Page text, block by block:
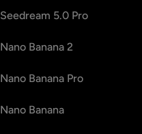
Seedream 5.0 Pro
Nano Banana 2
Nano Banana Pro
Nano Banana